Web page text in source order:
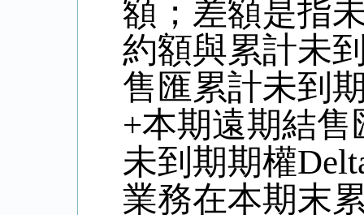
額；差額是指
約額與累計未
售匯累計未到
+本期遠期結售
未到期期權
業務在本期末